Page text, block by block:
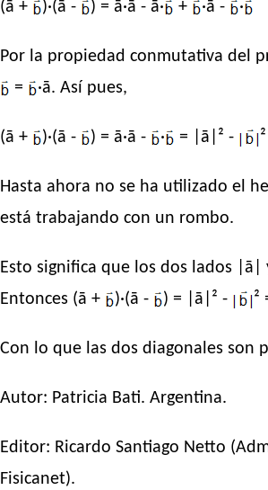
(ā + )·(ā - ) = ā·ā - ā· + ·ā - ·
Por la propiedad conmutativa del
=
·ā. Así pues,
(ā + )·(ā - ) = ā·ā - · = |ā|² - ²
Hasta ahora no se ha utilizado el
está trabajando con un rombo.
Esto significa que los dos lados |ā|
Entonces (ā +
)·(ā - ) = |ā|² - ²
Con lo que las dos diagonales son
Autor: Patricia Bati. Argentina.
Editor: Ricardo Santiago Netto
Fisicanet).